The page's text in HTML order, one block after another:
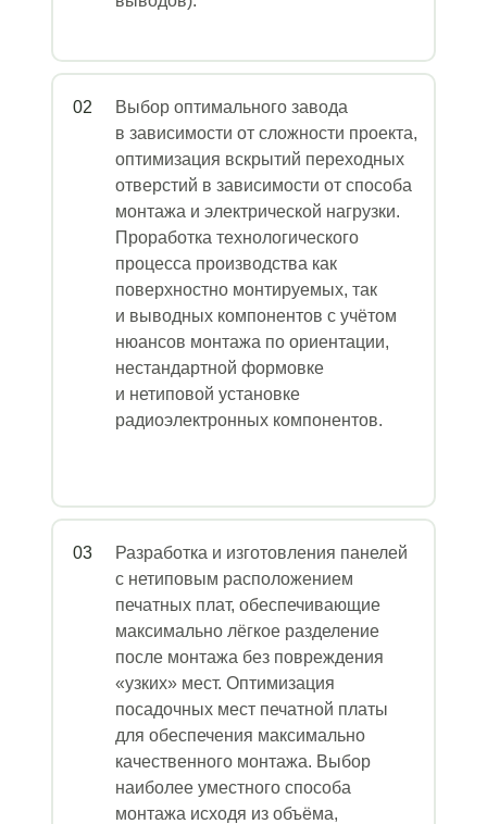
02
Выбор оптимального завода
в зависимости от сложности проекта,
оптимизация вскрытий переходных
отверстий в зависимости от способа
монтажа и электрической нагрузки.
Проработка технологического
процесса производства как
поверхностно монтируемых, так
и выводных компонентов с учётом
нюансов монтажа по ориентации,
нестандартной формовке
и нетиповой установке
радиоэлектронных компонентов.
03
Разработка и изготовления панелей
с нетиповым расположением
печатных плат, обеспечивающие
максимально лёгкое разделение
после монтажа без повреждения
«узких» мест. Оптимизация
посадочных мест печатной платы
для обеспечения максимально
качественного монтажа. Выбор
наиболее уместного способа
монтажа исходя из объёма,